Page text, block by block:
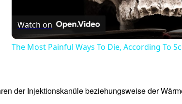
Watch on
The Most Painful Ways To Die, According To
der Injektionskanüle beziehungsweise der